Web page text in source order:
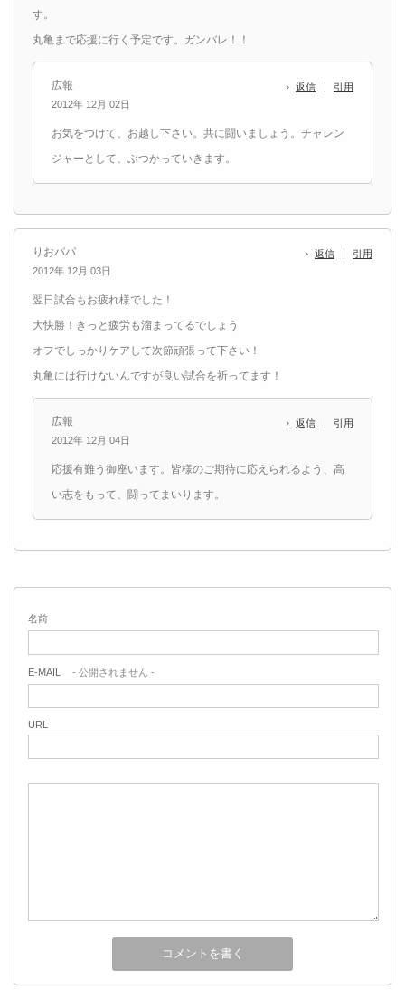
す。
丸亀まで応援に行く予定です。ガンバレ！！
広報
2012年 12月 02日
返信 引用
お気をつけて、お越し下さい。共に闘いましょう。チャレン
ジャーとして、ぶつかっていきます。
りおパパ
2012年 12月 03日
返信 引用
翌日試合もお疲れ様でした！
大快勝！きっと疲労も溜まってるでしょう
オフでしっかりケアして次節頑張って下さい！
丸亀には行けないんですが良い試合を祈ってます！
広報
2012年 12月 04日
返信 引用
応援有難う御座います。皆様のご期待に応えられるよう、高
い志をもって、闘ってまいります。
名前
E-MAIL - 公開されません -
URL